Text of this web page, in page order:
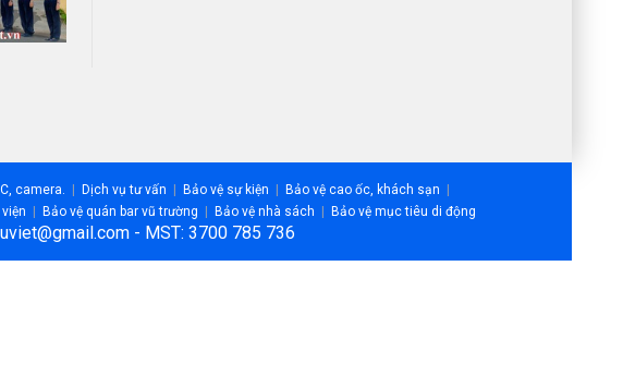
camera. Dịch vụ tư vấn Bảo vệ sự kiện
Bảo vệ cao ốc, khách sạn
Bảo vệ quán bar vũ trường Bảo vệ nhà sách Bảo vệ mục tiêu di động
- MST: 3700 785 736